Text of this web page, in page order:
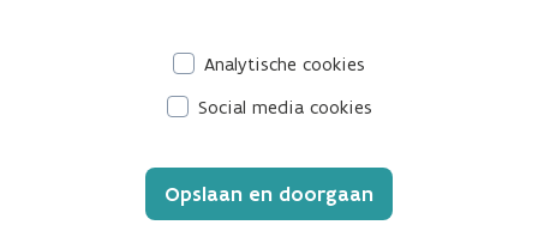
Analytische cookies
Social media cookies
Opslaan en doorgaan